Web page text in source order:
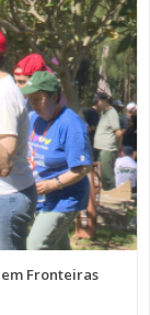
Fronteiras